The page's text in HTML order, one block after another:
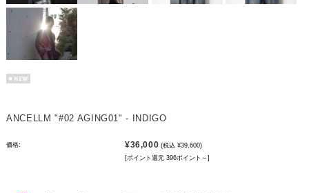
ANCELLM "#02 AGING01" - INDIGO
価格: ¥36,000 (税込 ¥39,600)
[ポイント還元 396ポイント～]